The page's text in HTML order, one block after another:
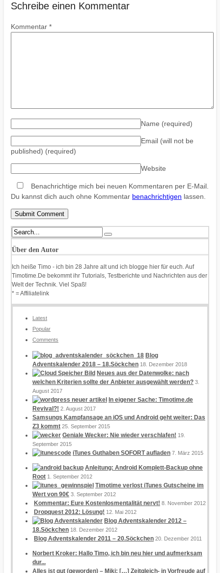
Schreibe einen Kommentar
Kommentar *
Name (required)
Email (will not be
published) (required)
Website
Benachrichtige mich bei neuen Kommentaren per E-Mail.
Du kannst dich auch ohne Kommentar benachrichtigen lassen.
Über den Autor
Ich heiße Timo - ich bin 28 Jahre alt und ich blogge hier für euch. Auf
Timotime.De bekommt ihr Tutorials, Testberichte und Nachrichten aus der
Welt der Technik. Viel Spaß!
* = Affiliatelink
Latest
Popular
Comments
Blog
Adventskalender 2018 – 18.Söckchen 18. Dezember 2018
Neues aus der Datenwolke: nach
welchen Kriterien sollte der Anbieter ausgewählt werden? 3.
August 2017
In eigener Sache: Timotime.de
Revival?! 2. August 2017
Samsungs Kampfansage an iOS und Android geht weiter: Das
Z3 kommt 25. September 2015
Geniale Wecker: Nie wieder verschlafen! 19.
September 2015
iTunes Guthaben SOFORT aufladen 7. März 2015
Anleitung: Android Komplett-Backup ohne
Root 1. September 2012
Timotime verlost iTunes Gutscheine im
Wert von 90€ 3. September 2012
Kommentar: Eure Kostenlosmentalität nervt! 8. November 2012
Dropquest 2012: Lösung! 12. Mai 2012
Blog Adventskalender 2012 –
18.Söckchen 18. Dezember 2012
Blog Adventskalender 2011 – 20.Söckchen 20. Dezember 2011
Norbert Kroker: Hallo Timo, ich bin neu hier und aufmerksam
dur...
Alles ist gut (geworden) – Miki: […] Zeitgleich- in Vorfreude auf